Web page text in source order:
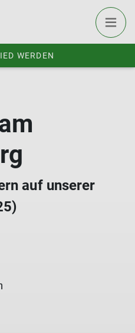
WERDEN
auf unserer